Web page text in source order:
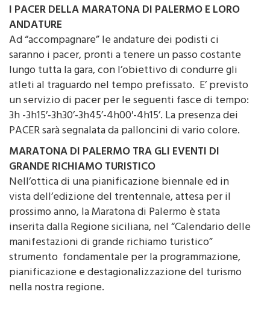
I PACER DELLA MARATONA DI PALERMO E LORO
ANDATURE
Ad “accompagnare” le andature dei podisti ci
saranno i pacer, pronti a tenere un passo costante
lungo tutta la gara, con l’obiettivo di condurre gli
atleti al traguardo nel tempo prefissato. E’ previsto
un servizio di pacer per le seguenti fasce di tempo:
3h -3h15′-3h30’-3h45’-4h00′-4h15’. La presenza dei
PACER sarà segnalata da palloncini di vario colore.
MARATONA DI PALERMO TRA GLI EVENTI DI
GRANDE RICHIAMO TURISTICO
Nell’ottica di una pianificazione biennale ed in
vista dell’edizione del trentennale, attesa per il
prossimo anno, la Maratona di Palermo è stata
inserita dalla Regione siciliana, nel “Calendario delle
manifestazioni di grande richiamo turistico”
strumento fondamentale per la programmazione,
pianificazione e destagionalizzazione del turismo
nella nostra regione.